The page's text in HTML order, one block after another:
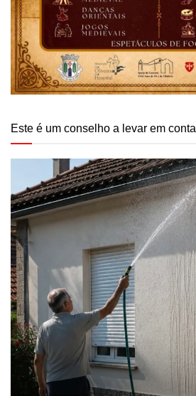
Este é um conselho a levar em conta